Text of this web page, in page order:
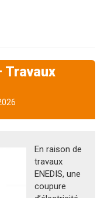
Travaux
En raison de
travaux
ENEDIS, une
coupure